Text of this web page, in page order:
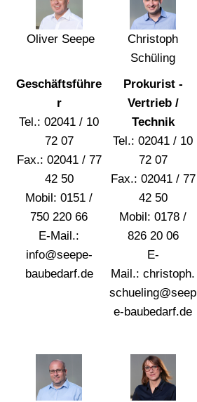
Oliver Seepe
Christoph
Schüling
Geschäftsführe
r
Tel.: 02041 / 10
72 07
Fax.: 02041 / 77
42 50
Mobil: 0151 /
750 220 66
E-Mail.:
info@seepe-
baubedarf.de
Prokurist -
Vertrieb /
Technik
Tel.: 02041 / 10
72 07
Fax.: 02041 / 77
42 50
Mobil: 0178 /
826 20 06
E-
Mail.: christoph.
schueling@seep
e-baubedarf.de